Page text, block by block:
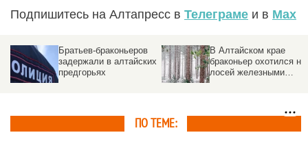
Подпишитесь на Алтапресс в Телеграме и в Max
Братьев-браконьеров
задержали в алтайских
предгорьях
В Алтайском крае
браконьер охотился на
лосей железными
ПО ТЕМЕ: